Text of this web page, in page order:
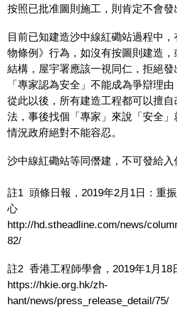
按照已批准圖則施工，則肯定不會發
目前已知建造沙中線紅磡站過程中
物條例》行為，如沒有按圖則建造
結構，屋宇署應該一視同仁，拒絕
「專家認為安全」不能成為爭辯理由
從此以後，所有建造工程都可以擅
法，事後找個「專家」來說「安全
情況政府絕對不能容忍。
沙中線紅磡站等同僭建，不可發給入
註1 頭條日報，2019年2月1日：重
心
http://hd.stheadline.com/news/
82/
註2 香港工程師學會，2019年1月18
https://hkie.org.hk/zh-
hant/news/press_release_detail/75/